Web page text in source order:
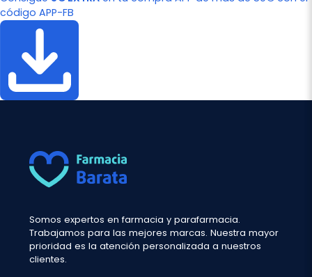
código APP-FB
Somos expertos en farmacia y parafarmacia.
Trabajamos para las mejores marcas. Nuestra mayor
prioridad es la atención personalizada a nuestros
clientes.